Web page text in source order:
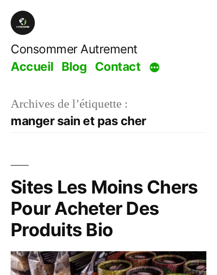
Aller
contenu
Consommer Autrement
Accueil Blog Contact
Archives de l’étiquette :
manger sain et pas cher
Sites Les Moins Chers
Pour Acheter Des
Produits Bio